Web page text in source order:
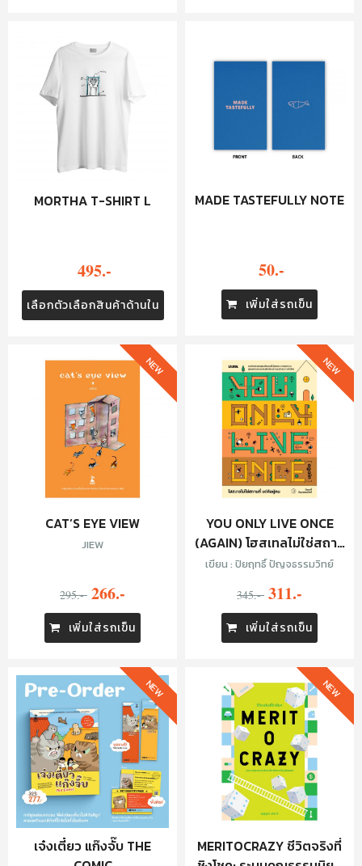
MORTHA T-SHIRT L
495.-
เลือกตัวเลือกสินค้าด้านใน
MADE TASTEFULLY NOTE
50.-
เพิ่มใส่รถเข็น
CAT’S EYE VIEW
JIEW
295.- 266.-
เพิ่มใส่รถเข็น
NEW
YOU ONLY LIVE ONCE
(AGAIN) โฮสเทลไม่ใช่สถาน
ที่ แต่คือผู้คน
เขียน : ปิยฤทธิ์ ปัญจธรรมวิทย์
345.- 311.-
เพิ่มใส่รถเข็น
NEW
เจ๋งเตี๋ยว แก๊งจั๊บ THE
NEW
MERITOCRAZY ชีวิตจริงที่
NEW